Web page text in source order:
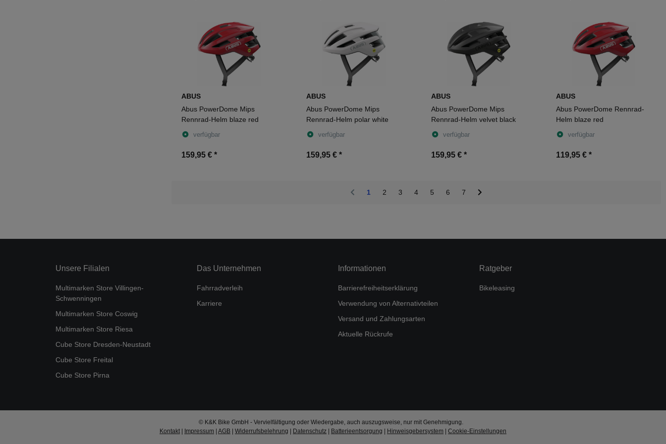
ABUS
Abus PowerDome Mips
Rennrad-Helm blaze red
verfügbar
159,95 € *
ABUS
Abus PowerDome Mips
Rennrad-Helm polar white
verfügbar
159,95 € *
ABUS
Abus PowerDome Mips
Rennrad-Helm velvet black
verfügbar
159,95 € *
ABUS
Abus PowerDome Rennrad-
Helm blaze red
verfügbar
119,95 € *
1 2 3 4 5 6 7
Unsere Filialen
Multimarken Store Villingen-
Schwenningen
Multimarken Store Coswig
Multimarken Store Riesa
Cube Store Dresden-Neustadt
Cube Store Freital
Cube Store Pirna
Das Unternehmen
Fahrradverleih
Karriere
Informationen
Barrierefreiheitserklärung
Verwendung von Alternativteilen
Versand und Zahlungsarten
Aktuelle Rückrufe
Ratgeber
Bikeleasing
© K&K Bike GmbH - Vervielfältigung oder Wiedergabe, auch auszugsweise, nur mit Genehmigung.
Kontakt
Impressum AGB Widerrufsbelehrung Datenschutz Batterieentsorgung Hinweisgebersystem Cookie-Einstellungen